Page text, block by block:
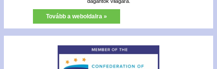
Tovább a weboldalra »